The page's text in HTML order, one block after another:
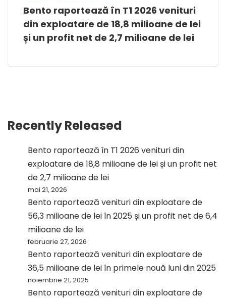
Bento raportează în T1 2026 venituri
din exploatare de 18,8 milioane de lei
și un profit net de 2,7 milioane de lei
Recently Released
Bento raportează în T1 2026 venituri din
exploatare de 18,8 milioane de lei și un profit net
de 2,7 milioane de lei
mai 21, 2026
Bento raportează venituri din exploatare de
56,3 milioane de lei în 2025 și un profit net de 6,4
milioane de lei
februarie 27, 2026
Bento raportează venituri din exploatare de
36,5 milioane de lei în primele nouă luni din 2025
noiembrie 21, 2025
Bento raportează venituri din exploatare de